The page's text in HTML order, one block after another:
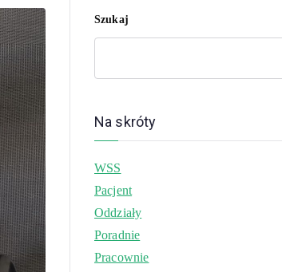
Szukaj
Na skróty
WSS
Pacjent
Oddziały
Poradnie
Pracownie